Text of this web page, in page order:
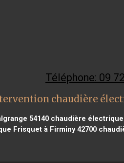
Téléphone: 09
chaudière
54140 chaudière
Frisquet à Firminy 42700